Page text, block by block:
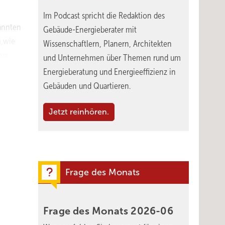
Im Podcast spricht die Redaktion des
Gebäude-Energieberater mit
Wissenschaftlern, Planern, Architekten
und Unternehmen über Themen rund um
Energieberatung und Energieeffizienz in
Gebäuden und Quartieren.
Jetzt reinhören.
Frage des Monats
Frage des Monats 2026-06